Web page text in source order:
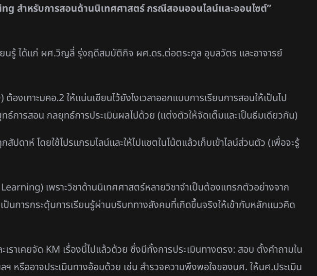
สำหรับการสอนด้านนิเทศศาสตร์ กรณีสอนออนไลน์และออนไซต์”
นรู้ ได้แก่ ผศ.วิญลี่ รุ่งฤดีสมบัติกิจ ผศ.ดร.ต่อตระกูล อุบลวัตร และอาจารย์
กาะมคอ.2 ให้แน่นเขียนไว้ยังไงเวลาออกแบบการเรียนการสอนให้เป็นไป
ารสอน กลยุทธ์การประเมินผลไปด้วย (แต่งตัวให้จัดเต็มและเป็นธีมเดียวกัน)
ดาห์ โดยใช้โปรแกรมไลน์และให้ไปแชตในโน้ตแล้วเก็บเข้าไลน์ส่วนตัว (เพื่อจะรู้
เพราะวิชาด้านนิเทศศาสตร์หลายวิชาจำเป็นต้องแทรกตัวอย่างจาก
ป็นการกระตุ้นการเรียนรู้ผ่านบริบททางสังคมที่เกิดขึ้นจริงให้เข้ากับหลักแนวคิด
าเคยจัด KM เรื่องนี้ไปแล้วด้วย ซึ่งมีทั้งการประเมินทางตรง: สอบ ตั้งคำถามใน
หรืออาจประเมินทางอ้อมด้วย เช่น สำรวจความพึงพอใจของนศ. ให้นศ.ประเมิน